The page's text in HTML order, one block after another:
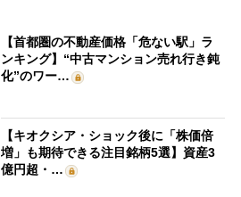
【首都圏の不動産価格「危ない駅」ラ
ンキング】“中古マンション売れ行き鈍
化”のワー…
【キオクシア・ショック後に「株価倍
増」も期待できる注目銘柄5選】資産3
億円超・…